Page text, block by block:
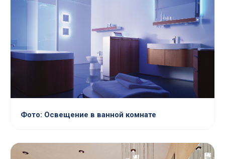
Фото: Освещение в ванной комнате